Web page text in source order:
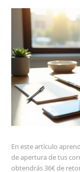
En este artículo
de apertura de tus
obtendrás 36€ de